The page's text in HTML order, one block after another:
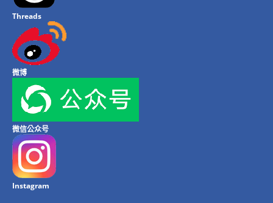
Threads
微博
微信公众号
Instagram